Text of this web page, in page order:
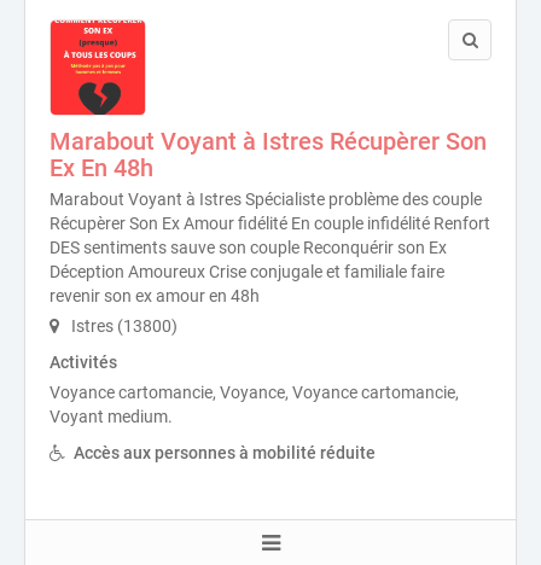
Marabout Voyant à Istres Récupèrer Son
Ex En 48h
Marabout Voyant à Istres Spécialiste problème des couple
Récupèrer Son Ex Amour fidélité En couple infidélité Renfort
DES sentiments sauve son couple Reconquérir son Ex
Déception Amoureux Crise conjugale et familiale faire
revenir son ex amour en 48h
Istres (13800)
Activités
Voyance cartomancie, Voyance, Voyance cartomancie,
Voyant medium.
Accès aux personnes à mobilité réduite